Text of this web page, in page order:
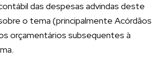
das despesas advindas deste
o tema (principalmente Acórdãos
orçamentários subsequentes à